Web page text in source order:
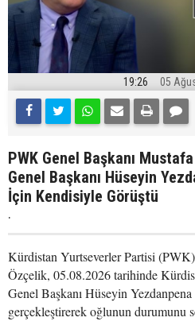
19:26 05
PWK Genel Başkanı
Genel Başkanı Hüseyin
İçin Kendisiyle Görüştü
.
Kürdistan Yurtseverler Partisi
Özçelik, 05.08.2026 tarihinde
Genel Başkanı Hüseyin
gerçekleştirerek oğlunun durumunu